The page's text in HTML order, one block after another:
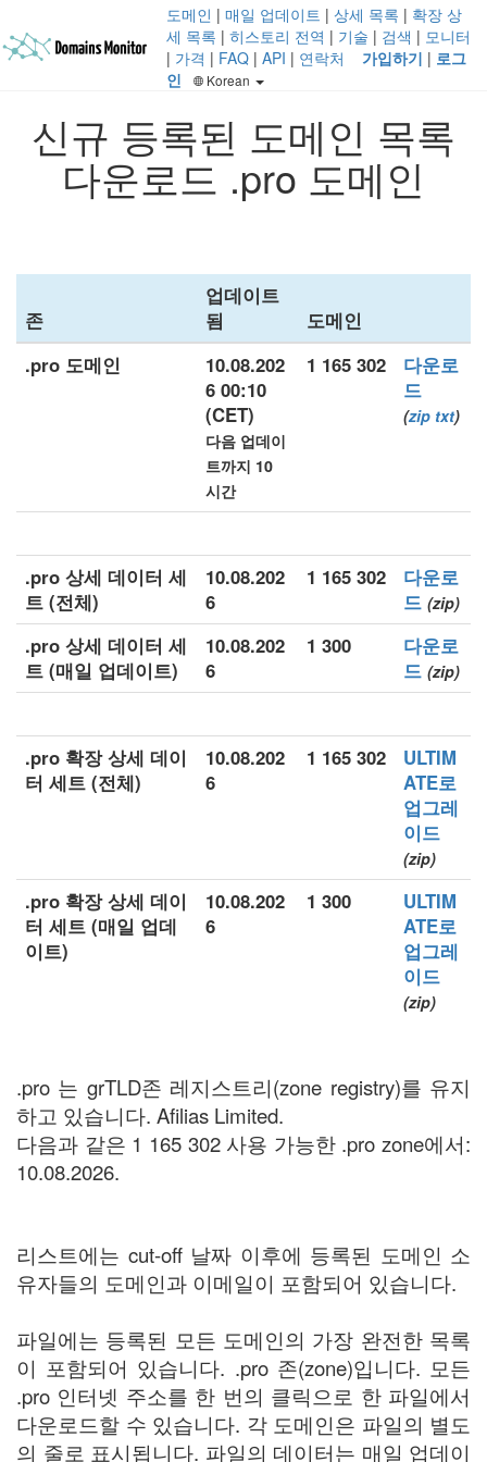
도메인 | 매일 업데이트 | 상세 목록 | 확장 상
세 목록 | 히스토리 전역 | 기술 | 검색 | 모니터
| 가격 | FAQ | API | 연락처 가입하기 | 로그
인
Korean
신규 등록된 도메인 목록
다운로드 .pro 도메인
존
업데이트
됨
도메인
.pro 도메인
10.08.202
6 00:10
(CET)
다음 업데이
트까지 10
시간
1 165 302
다운로
드
(zip txt)
.pro 상세 데이터 세
트 (전체)
10.08.202
6
1 165 302
다운로
드 (zip)
.pro 상세 데이터 세
트 (매일 업데이트)
10.08.202
6
1 300
다운로
드 (zip)
.pro 확장 상세 데이
터 세트 (전체)
10.08.202
6
1 165 302
ULTIM
ATE로
업그레
이드
(zip)
.pro 확장 상세 데이
터 세트 (매일 업데
이트)
10.08.202
6
1 300
ULTIM
ATE로
업그레
이드
(zip)
.pro 는 grTLD존 레지스트리(zone registry)를 유지
하고 있습니다. Afilias Limited.
다음과 같은 1 165 302 사용 가능한 .pro zone에서:
10.08.2026.
리스트에는 cut-off 날짜 이후에 등록된 도메인 소
유자들의 도메인과 이메일이 포함되어 있습니다.
파일에는 등록된 모든 도메인의 가장 완전한 목록
이 포함되어 있습니다. .pro 존(zone)입니다. 모든
.pro 인터넷 주소를 한 번의 클릭으로 한 파일에서
다운로드할 수 있습니다. 각 도메인은 파일의 별도
의 줄로 표시됩니다. 파일의 데이터는 매일 업데이